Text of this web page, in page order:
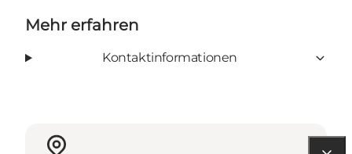
Mehr erfahren
Kontaktinformationen